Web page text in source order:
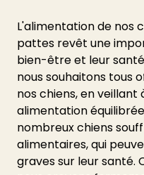
L'alimentation de nos
pattes revêt une
bien-être et leur
nous souhaitons tous
nos chiens, en veillant
alimentation
nombreux chiens
alimentaires, qui
graves sur leur santé.